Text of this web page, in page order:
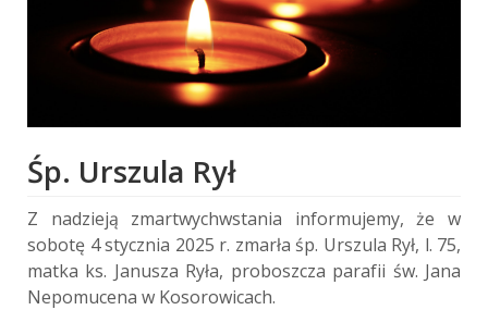
Śp. Urszula Rył
Z nadzieją zmartwychwstania informujemy, że w
sobotę 4 stycznia 2025 r. zmarła śp. Urszula Rył, l. 75,
matka ks. Janusza Ryła, proboszcza parafii św. Jana
Nepomucena w Kosorowicach.